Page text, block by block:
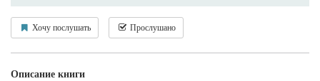
Хочу послушать Прослушано
Описание книги